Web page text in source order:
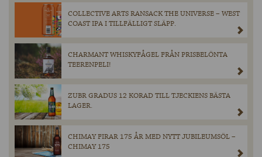
COLLECTIVE ARTS RANSACK THE UNIVERSE – WEST
COAST IPA I TILLFÄLLIGT SLÄPP.
CHARMANT WHISKYFÅGEL FRÅN PRISBELÖNTA
TEERENPELI!
ZUBR GRADUS 12 KORAD TILL TJECKIENS BÄSTA
LAGER.
CHIMAY FIRAR 175 ÅR MED NYTT JUBILEUMSÖL –
CHIMAY 175